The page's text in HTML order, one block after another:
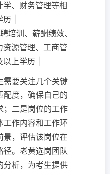
、财务管理等相
|
培训、薪酬绩效、
资源管理、工商管
上学历 |
需要关注几个关键
配度，确保自己的
；二是岗位的工作
工作内容和工作环
景，评估该岗位在
径。老黄选岗团队
分析，为考生提供